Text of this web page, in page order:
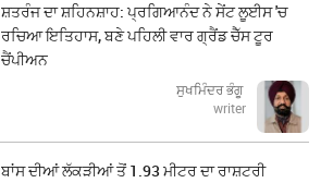
ਸ਼ਤਰੰਜ ਦਾ ਸ਼ਹਿਨਸ਼ਾਹ: ਪ੍ਰਗਿਆਨੰਦ ਨੇ ਸੇਂਟ ਲੂਈਸ 'ਚ
ਰਚਿਆ ਇਤਿਹਾਸ, ਬਣੇ ਪਹਿਲੀ ਵਾਰ ਗ੍ਰੈਂਡ ਚੈੱਸ ਟੂਰ
ਚੈਂਪੀਅਨ
ਸੁਖਮਿੰਦਰ ਭੰਗੂ
writer
ਬਾਂਸ ਦੀਆਂ ਲੱਕੜੀਆਂ ਤੋਂ 1.93 ਮੀਟਰ ਦਾ ਰਾਸ਼ਟਰੀ